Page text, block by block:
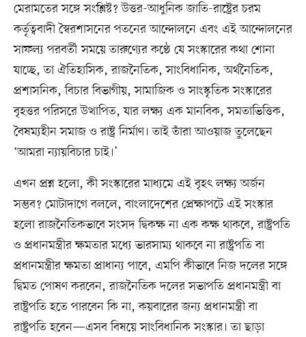
মেরামতের সঙ্গে সংশ্লিষ্ট? উত্তর-আধুনিক জাতি-রাষ্ট্রের চরম
কর্তৃত্ববাদী স্বৈরশাসনের পতনের আন্দোলনে এবং এই আন্দোলনের
সাফল্য পরবর্তী সময়ে তারুণ্যের কণ্ঠে যে সংস্কারের কথা শোনা
যাচ্ছে, তা ঐতিহাসিক, রাজনৈতিক, সাংবিধানিক, অর্থনৈতিক,
প্রশাসনিক, বিচার বিভাগীয়, সামাজিক ও সাংস্কৃতিক সংস্কারের
বৃহত্তর পরিসরে উত্থাপিত, যার লক্ষ্য এক মানবিক, সমতাভিত্তিক,
বৈষম্যহীন সমাজ ও রাষ্ট্র নির্মাণ। তাই তাঁরা আওয়াজ তুলেছেন
‘আমরা ন্যায়বিচার চাই।’
এখন প্রশ্ন হলো, কী সংস্কারের মাধ্যমে এই বৃহৎ লক্ষ্য অর্জন
সম্ভব? মোটাদাগে বললে, বাংলাদেশের প্রেক্ষাপটে এই সংস্কার
হলো রাজনৈতিকভাবে সংসদ দ্বিকক্ষ না এক কক্ষ থাকবে, রাষ্ট্রপতি
ও প্রধানমন্ত্রীর ক্ষমতার মধ্যে ভারসাম্য থাকবে না রাষ্ট্রপতি বা
প্রধানমন্ত্রীর ক্ষমতা প্রাধান্য পাবে, এমপি কীভাবে নিজ দলের সঙ্গে
দ্বিমত পোষণ করবেন, রাজনৈতিক দলের সভাপতি প্রধানমন্ত্রী বা
রাষ্ট্রপতি হতে পারবেন কি না, কয়বারের জন্য প্রধানমন্ত্রী বা
রাষ্ট্রপতি হবেন—এসব বিষয়ে সাংবিধানিক সংস্কার। তা ছাড়া